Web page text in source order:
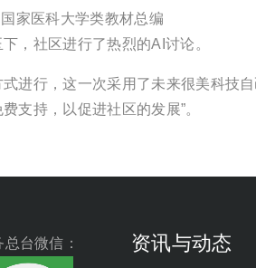
家医科大学类教材总编
，社区进行了热烈的AI讨论。
进行，这一次采用了未来很美科技
支持，以促进社区的发展”。
总台微信： 资讯与动态